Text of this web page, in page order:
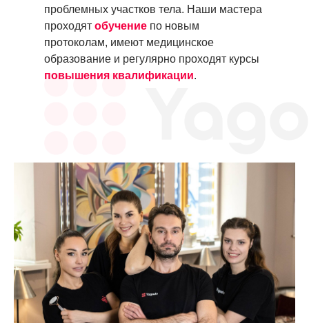
проблемных участков тела. Наши мастера
проходят обучение по новым
протоколам, имеют медицинское
образование и регулярно проходят курсы
повышения квалификации.